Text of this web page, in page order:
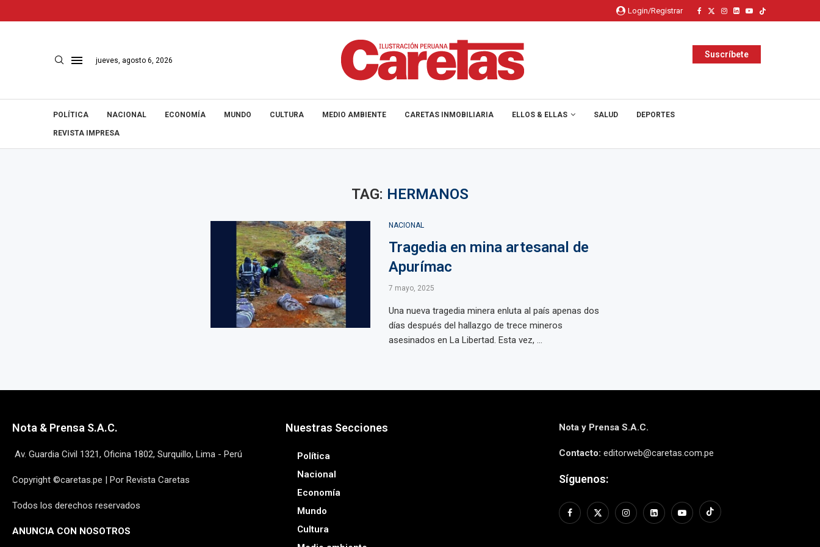
Login/Registrar
jueves, agosto 6, 2026
Suscríbete
POLÍTICA NACIONAL ECONOMÍA MUNDO CULTURA MEDIO AMBIENTE CARETAS INMOBILIARIA ELLOS & ELLAS SALUD DEPORTES
REVISTA IMPRESA
TAG: HERMANOS
NACIONAL
Tragedia en mina artesanal de
Apurímac
7 mayo, 2025
Una nueva tragedia minera enluta al país apenas dos
días después del hallazgo de trece mineros
asesinados en La Libertad. Esta vez, ...
Nota & Prensa S.A.C.
Av. Guardia Civil 1321, Oficina 1802, Surquillo, Lima - Perú
Copyright ©caretas.pe | Por Revista Caretas
Todos los derechos reservados
ANUNCIA CON NOSOTROS
Nuestras Secciones
Política
Nacional
Economía
Mundo
Cultura
Nota y Prensa S.A.C.
Contacto: editorweb@caretas.com.pe
Síguenos: